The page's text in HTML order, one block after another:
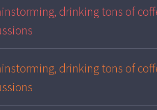
drinking tons of
drinking tons of